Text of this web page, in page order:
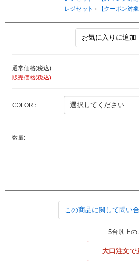
レジセット › 【クーポン対
お気に入りに追加
通常価格(税込):
販売価格(税込):
COLOR：
数量:
この商品に関して問い
5台以上の
大口注文で